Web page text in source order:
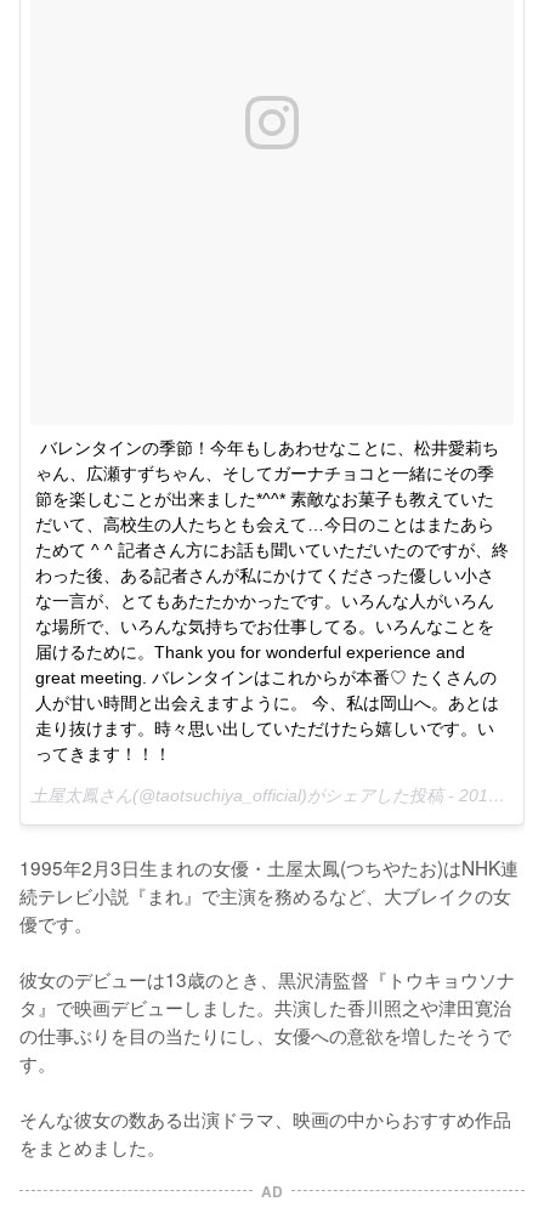
バレンタインの季節！今年もしあわせなことに、松井愛莉ち
ゃん、広瀬すずちゃん、そしてガーナチョコと一緒にその季
節を楽しむことが出来ました*^^* 素敵なお菓子も教えていた
だいて、高校生の人たちとも会えて…今日のことはまたあら
ためて ^ ^ 記者さん方にお話も聞いていただいたのですが、終
わった後、ある記者さんが私にかけてくださった優しい小さ
な一言が、とてもあたたかかったです。いろんな人がいろん
な場所で、いろんな気持ちでお仕事してる。いろんなことを
届けるために。Thank you for wonderful experience and
great meeting. バレンタインはこれからが本番♡ たくさんの
人が甘い時間と出会えますように。 今、私は岡山へ。あとは
走り抜けます。時々思い出していただけたら嬉しいです。い
ってきます！！！
土屋太鳳さん(@taotsuchiya_official)がシェアした投稿 - 2017 2月 9 7:26午前 PST
1995年2月3日生まれの女優・土屋太鳳(つちやたお)はNHK連
続テレビ小説『まれ』で主演を務めるなど、大ブレイクの女
優です。
彼女のデビューは13歳のとき、黒沢清監督『トウキョウソナ
タ』で映画デビューしました。共演した香川照之や津田寛治
の仕事ぶりを目の当たりにし、女優への意欲を増したそうで
す。
そんな彼女の数ある出演ドラマ、映画の中からおすすめ作品
AD